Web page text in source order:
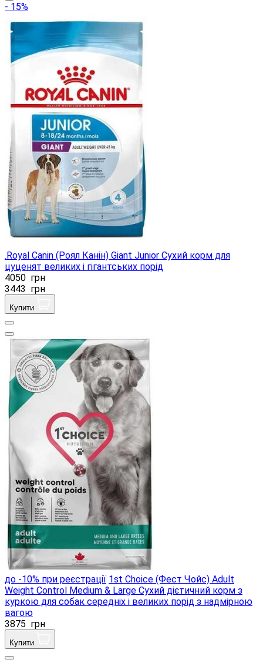
- 15%
.Royal Canin (Роял Канін) Giant Junior Сухий корм для
цуценят великих і гігантських порід
4050 грн
3443 грн
Купити
до -10% при реєстрації 1st Choice (Фест Чойс) Adult
Weight Control Medium & Large Сухий дієтичний корм з
куркою для собак середніх і великих порід з надмірною
вагою
3875 грн
Купити